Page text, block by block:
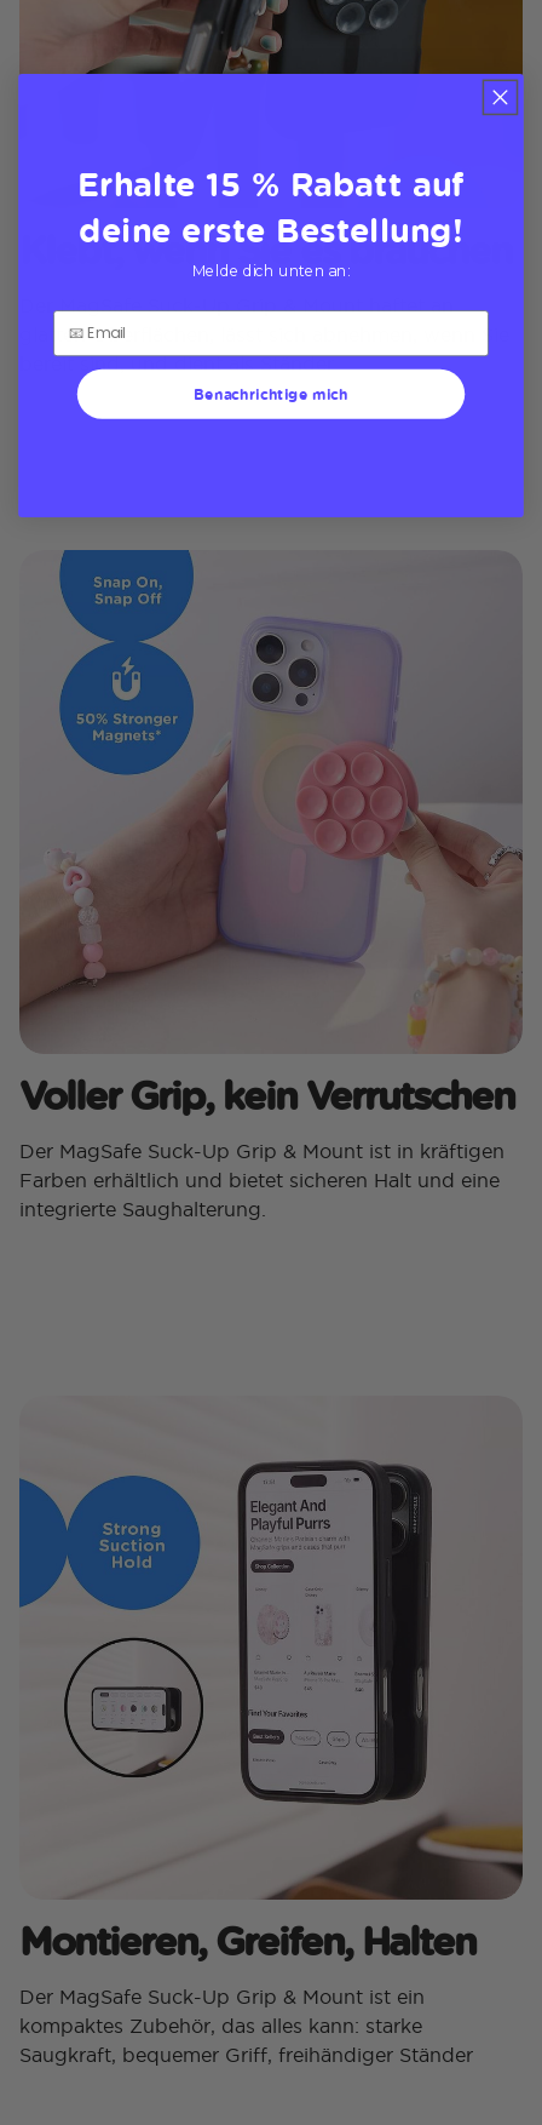
Klebt, wenn Sie es brauchen
Der MagSafe Suck-Up Grip & Mount haftet an
glatten Oberflächen, lässt sich abnehmen, wenn Sie
bereit sind, und dient als Ständer
Voller Grip, kein Verrutschen
Der MagSafe Suck-Up Grip & Mount ist in kräftigen
Farben erhältlich und bietet sicheren Halt und eine
integrierte Saughalterung.
Montieren, Greifen, Halten
Der MagSafe Suck-Up Grip & Mount ist ein
kompaktes Zubehör, das alles kann: starke
Saugkraft, bequemer Griff, freihändiger Ständer
Erhalte 15 % Rabatt auf
deine erste Bestellung!
Melde dich unten an:
Benachrichtige mich